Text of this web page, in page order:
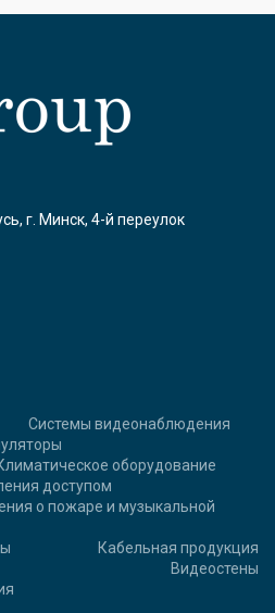
г. Минск, 4-й переулок
Системы видеонаблюдения
оборудование
доступом
о пожаре и музыкальной
Кабельная продукция
Видеостены